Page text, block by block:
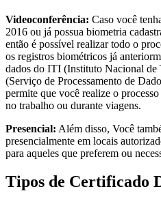
Videoconferência: Caso você
2016 ou já possua biometria
então é possível realizar todo o
os registros biométricos já
dados do ITI (Instituto Nacional de
(Serviço de Processamento de
permite que você realize o
no trabalho ou durante viagens.
Presencial: Além disso, Você
presencialmente em locais
para aqueles que preferem ou
Tipos de Certificado